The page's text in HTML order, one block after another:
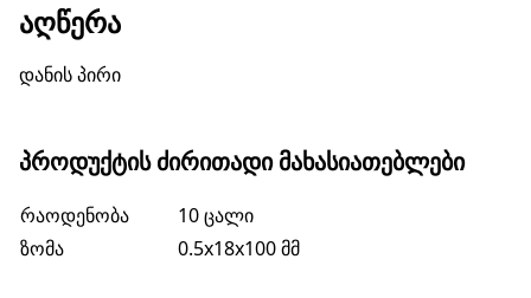
ᲐᲦᲬᲔᲠᲐ
დანის პირი
ᲞᲠᲝᲓᲣᲥᲢᲘᲡ ᲫᲘᲠᲘᲗᲐᲓᲘ ᲛᲐᲮᲐᲡᲘᲐᲗᲔᲑᲚᲔᲑᲘ
რაოდენობა
10 ცალი
ზომა
0.5x18x100 მმ